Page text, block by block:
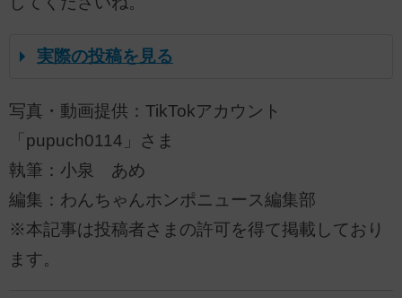
実際の投稿を見る
写真・動画提供：TikTokアカウント
「pupuch0114」さま
執筆：小泉 あめ
編集：わんちゃんホンポニュース編集部
※本記事は投稿者さまの許可を得て掲載しており
ます。